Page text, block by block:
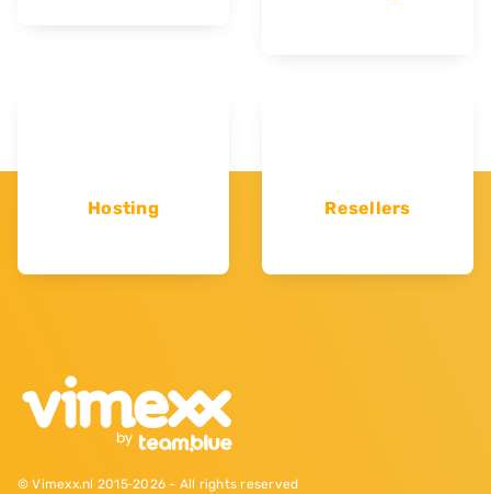
Hosting Resellers
© Vimexx.nl 2015‐2026 - All rights reserved